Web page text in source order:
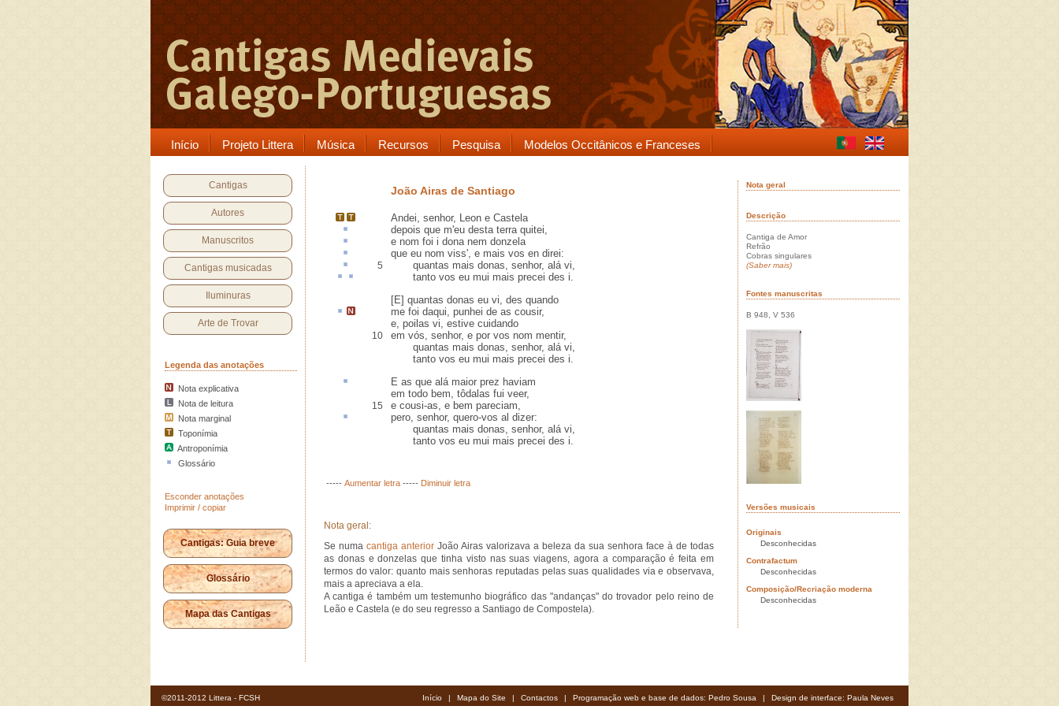
Início Projeto Littera Música Recursos Pesquisa Modelos Occitânicos e Franceses
Cantigas
Autores
Manuscritos
Cantigas musicadas
Iluminuras
Arte de Trovar
Legenda das anotações
Nota explicativa
Nota de leitura
Nota marginal
Toponímia
Antroponímia
Glossário
Esconder anotações
Imprimir / copiar
Cantigas: Guia breve
Glossário
Mapa das Cantigas
João Airas de Santiago
Andei, senhor, Leon e Castela
depois que m'eu desta terra quitei,
e nom foi i dona nem donzela
que eu nom viss', e mais vos en direi:
5 quantas mais donas, senhor, alávi,
tanto vos eu mui mais precei des i.
[E] quantas donas eu vi, des quando
me foi daqui, punhei de as cousir,
e, poilas vi, estive cuidando
10
em vós, senhor, e por vos nom mentir,
quantas mais donas, senhor, alá vi,
tanto vos eu mui mais precei des i.
E as que alá maior prez haviam
em todo bem, tôdalas fui veer,
15
e cousi-as, e bem pareciam,
pero, senhor, quero-vos al dizer:
quantas mais donas, senhor, alá vi,
tanto vos eu mui mais precei des i.
----- Aumentar letra ----- Diminuir letra
Nota geral:
Se numa cantiga anterior João Airas valorizava a beleza da sua senhora face à de todas
as donas e donzelas que tinha visto nas suas viagens, agora a comparação é feita em
termos do valor: quanto mais senhoras reputadas pelas suas qualidades via e observava,
mais a apreciava a ela.
A cantiga é também um testemunho biográfico das "andanças" do trovador pelo reino de
Leão e Castela (e do seu regresso a Santiago de Compostela).
Nota geral
Descrição
Cantiga de Amor
Refrão
Cobras singulares
(Saber mais)
Fontes manuscritas
B 948, V 536
Versões musicais
Originais
Desconhecidas
Contrafactum
Desconhecidas
Composição/Recriação moderna
Desconhecidas
©2011-2012 Littera - FCSH Início | Mapa do Site | Contactos | Programação web e base de dados: Pedro Sousa | Design de interface: Paula Neves